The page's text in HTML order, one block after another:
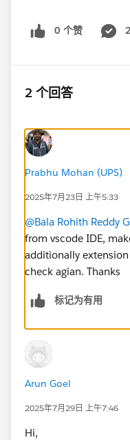
0 个赞
2 个回答
Prabhu Mohan (UPS)
2025年7月23日 上午5:33
@Bala Rohith Reddy
from vscode IDE,
additionally
check agian. Thanks
标记为有用
Arun Goel
2025年7月29日 上午7:46
Hi,